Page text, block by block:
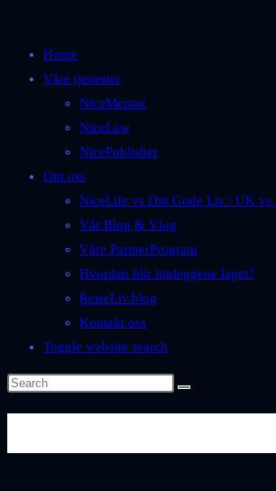
Home
Våre tjenester
NiceMentor
NiceLaw
NicePublisher
Om oss
NiceLife vs Ditt Gode Liv | UK vs
Vår Blog & Vlog
Våre PartnerProgram
Hvordan blir innleggene laget?
ReiseLiv.blog
Kontakt oss
Toggle website search